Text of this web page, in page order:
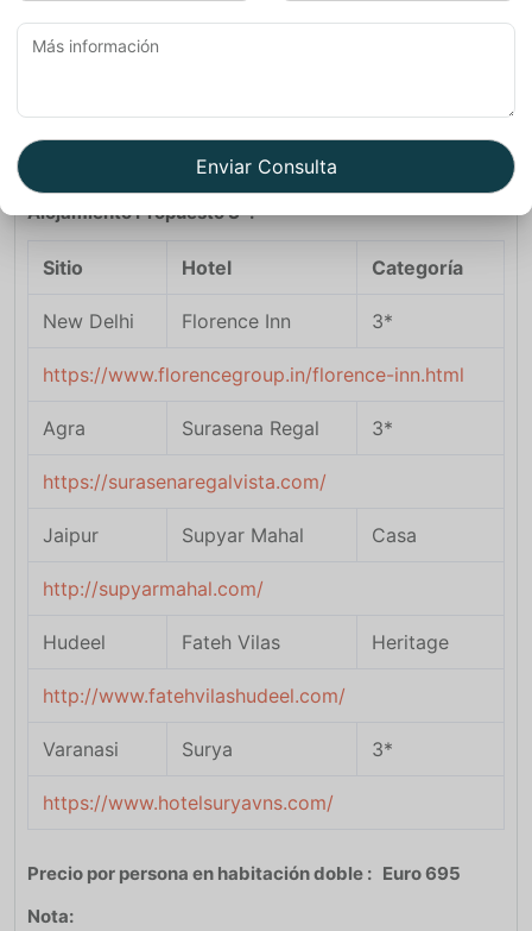
Varanasi y viaje en avión a Delhi. Fin de nuestros
salidas internacionales (30 min aproximadamente),
donde podrá coger el vuelo de regreso a su país.
Alojamiento Propuesto 3*:
Sitio Hotel Categoría
New Delhi Florence Inn 3*
https://www.florencegroup.in/florence-inn.html
Agra Surasena Regal 3*
https://surasenaregalvista.com/
Jaipur Supyar Mahal Casa
http://supyarmahal.com/
Hudeel Fateh Vilas Heritage
http://www.fatehvilashudeel.com/
Varanasi Surya 3*
https://www.hotelsuryavns.com/
Precio por persona en habitación doble : Euro 695
Nota: